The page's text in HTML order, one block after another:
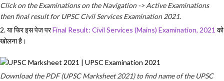
Click on the Examinations on the Navigation -> Active Examinations
then final result for UPSC Civil Services Examination 2021.
2. या फिर इस पेज परFinal Result: Civil Services (Mains) Examination, 2021 को
खोलना है।
Download the PDF (UPSC Marksheet 2021) to find name of the UPSC